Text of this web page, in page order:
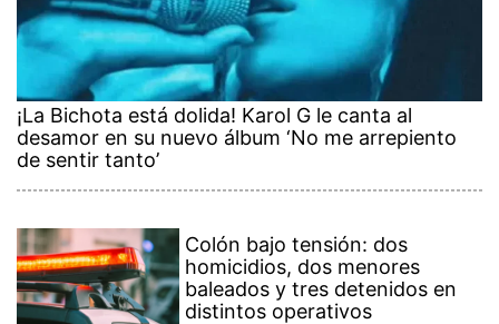
¡La Bichota está dolida! Karol G le canta al
desamor en su nuevo álbum ‘No me arrepiento
de sentir tanto’
Colón bajo tensión: dos
homicidios, dos menores
baleados y tres detenidos en
distintos operativos